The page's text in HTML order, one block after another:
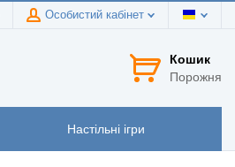
Особистий кабінет
Кошик
Порожня
Настільні ігри